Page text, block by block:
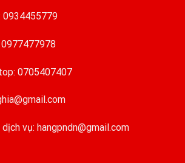
0934455779
0977477978
0705407407
dịch vụ: hangpndn@gmail.com